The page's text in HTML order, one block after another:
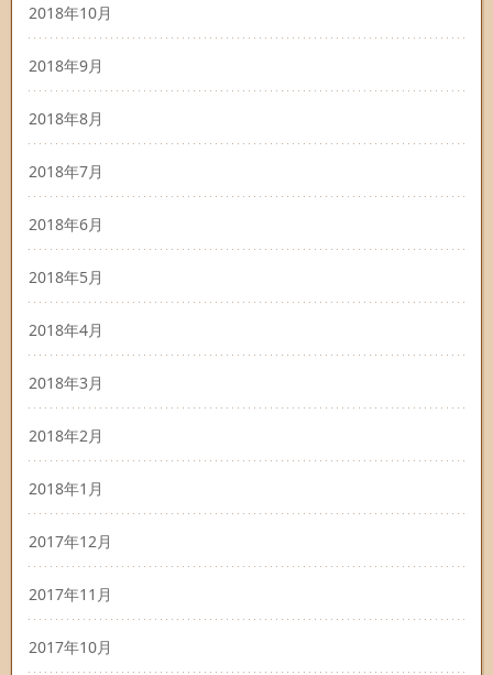
2018年10月
2018年9月
2018年8月
2018年7月
2018年6月
2018年5月
2018年4月
2018年3月
2018年2月
2018年1月
2017年12月
2017年11月
2017年10月